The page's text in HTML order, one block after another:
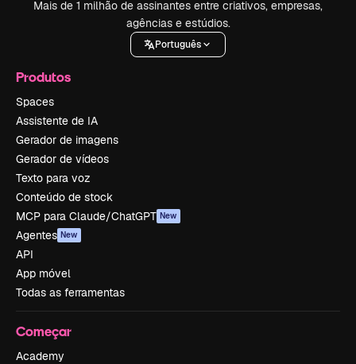
Mais de 1 milhão de assinantes entre criativos, empresas,
agências e estúdios.
Português
Produtos
Spaces
Assistente de IA
Gerador de imagens
Gerador de vídeos
Texto para voz
Conteúdo de stock
MCP para Claude/ChatGPT New
Agentes New
API
App móvel
Todas as ferramentas
Começar
Academy